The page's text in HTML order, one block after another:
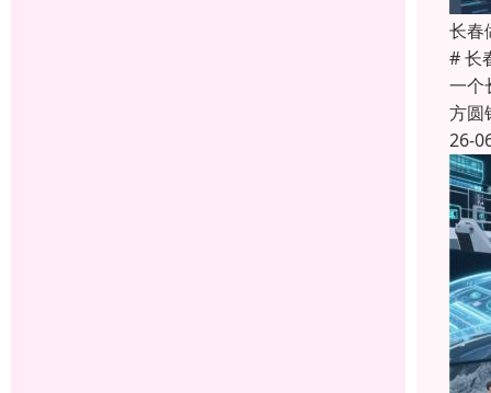
长春
# 长
一个
方圆
26-